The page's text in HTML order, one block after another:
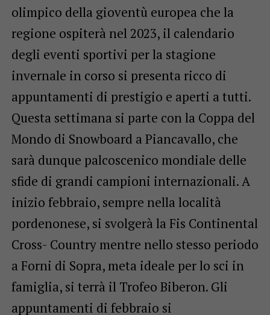
olimpico della gioventù europea che la
regione ospiterà nel 2023, il calendario
degli eventi sportivi per la stagione
invernale in corso si presenta ricco di
appuntamenti di prestigio e aperti a tutti.
Questa settimana si parte con la Coppa del
Mondo di Snowboard a Piancavallo, che
sarà dunque palcoscenico mondiale delle
sfide di grandi campioni internazionali. A
inizio febbraio, sempre nella località
pordenonese, si svolgerà la Fis Continental
Cross- Country mentre nello stesso periodo
a Forni di Sopra, meta ideale per lo sci in
famiglia, si terrà il Trofeo Biberon. Gli
appuntamenti di febbraio si